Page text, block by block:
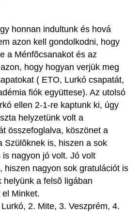
honnan indultunk és hová
azon kell gondolkodni, hogy
a Ménfõcsanakot és az
hogy hogyan verjük meg
( ETO, Lurkó csapatát,
fiók együttese). Az utolsó
ellen 2-1-re kaptunk ki, úgy
helyzetünk volt a
összefoglalva, köszönet a
Szülõknek is, hiszen a sok
is nagyon jó volt. Jó volt
hiszen nagyon sok gratulációt is
helyünk a felsõ ligában
el Minket.
2. Mite, 3. Veszprém, 4.